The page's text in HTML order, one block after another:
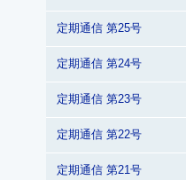
定期通信 第25号
定期通信 第24号
定期通信 第23号
定期通信 第22号
定期通信 第21号